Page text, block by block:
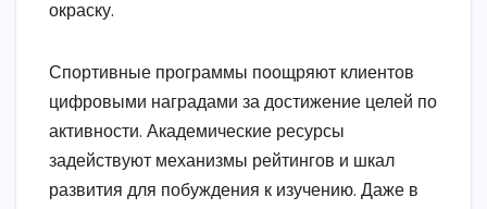
окраску.
Спортивные программы поощряют клиентов
цифровыми наградами за достижение целей по
активности. Академические ресурсы
задействуют механизмы рейтингов и шкал
развития для побуждения к изучению. Даже в